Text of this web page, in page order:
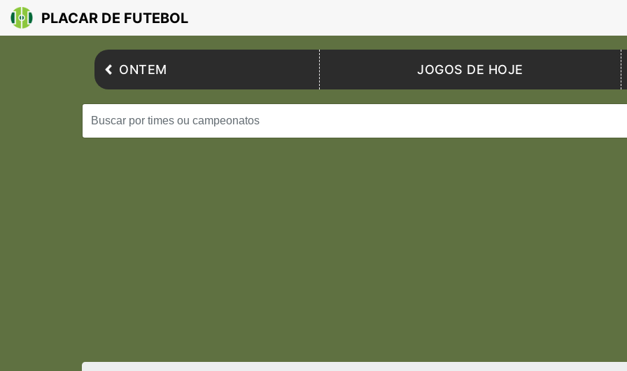
PLACAR DE FUTEBOL
ONTEM JOGOS DE HOJE